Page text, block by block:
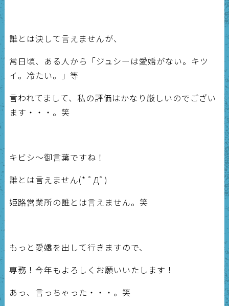
誰とは決して言えませんが、
常日頃、ある人から「ジュシーは愛嬌がない。キツ
イ。冷たい。」等
言われてまして、私の評価はかなり厳しいのでござい
ます・・・。笑
キビシ～御言葉ですね！
誰とは言えません(* ﾟДﾟ)
姫路営業所の誰とは言えません。笑
もっと愛嬌を出して行きますので、
専務！今年もよろしくお願いいたします！
あっ、言っちゃった・・・。笑